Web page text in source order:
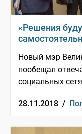
«Решения
Новый мэр
пообещал
социальных
28.11.2018 /